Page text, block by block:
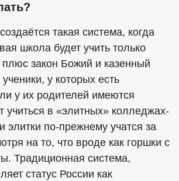
такая система, когда
школа будет учить только
плюс закон Божий и казенный
у которых есть
у их родителей имеются
учиться в «элитных» колледжах-
элитки по-прежнему учатся за
на то, что вроде как горшки с
Традиционная система,
статус России как